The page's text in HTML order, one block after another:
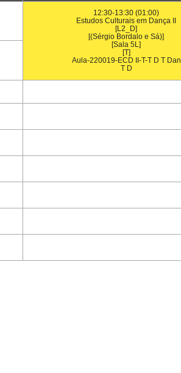
12:30-13:30 (01:00)
Estudos Culturais em Dança II
[L2_D]
[(Sérgio Bordalo e Sá)]
[Sala 5L]
[T]
Aula-220019-ECD II-T-T D T Dan
T D